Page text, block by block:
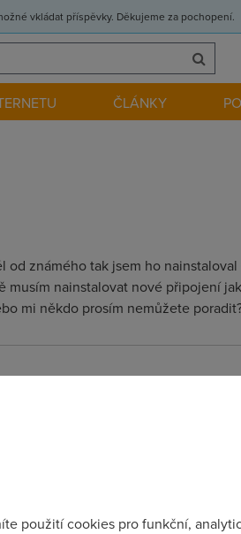
vkládat příspěvky. Děkujeme za pochopení.
ČLÁNKY
známého tak jsem ho
nainstalovat nové připojení
mi někdo prosím nemůžete
ČTc, pak můžeš zkusit http://
použití cookies pro funkční,